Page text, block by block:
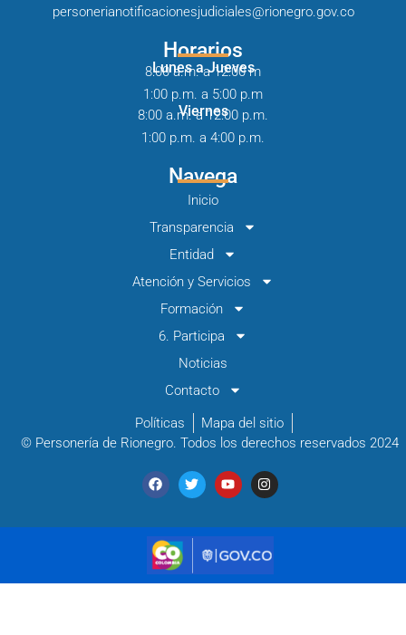
personerianotificacionesjudiciales@rionegro.gov.co
Horarios
Lunes a Jueves
8:00 a.m. a 12:00 m
1:00 p.m. a 5:00 p.m
Viernes
8:00 a.m. a 12:00 p.m.
1:00 p.m. a 4:00 p.m.
Navega
Inicio
Transparencia
Entidad
Atención y Servicios
Formación
6. Participa
Noticias
Contacto
Políticas
Mapa del sitio
© Personería de Rionegro. Todos los derechos reservados 2024